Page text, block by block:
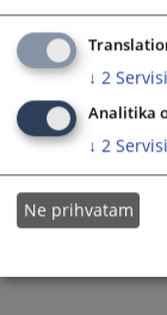
↓ 2
Analitika
↓ 2
Ne prihvatam